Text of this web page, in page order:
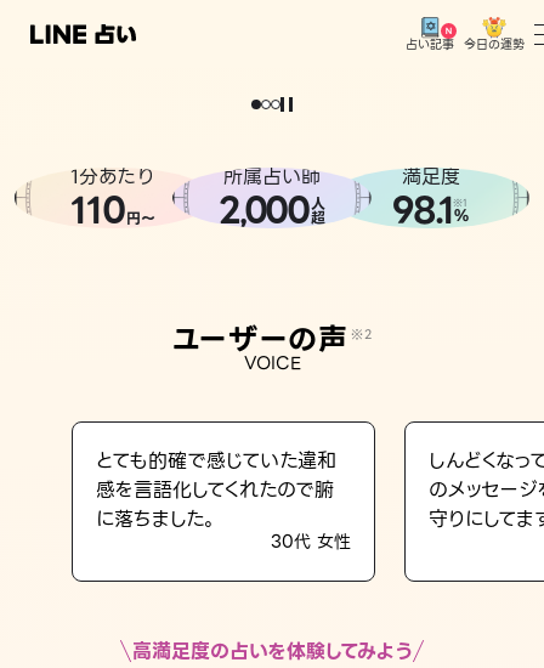
占い記事 今日の運勢
相談事例
LINE占いを開く
※LINEアプリ内のサービスページへ遷移します
どうせなら
。
1分あたり
110円〜
所属占い師
2,000人
超
満足度
98.1※1
%
ユーザーの声 ※2
VOICE
とても的確で感じていた違和
感を言語化してくれたので腑
に落ちました。
30代 女性
しんどくなっ
のメッセー
守りにしてま
高満足度の占いを体験してみよう